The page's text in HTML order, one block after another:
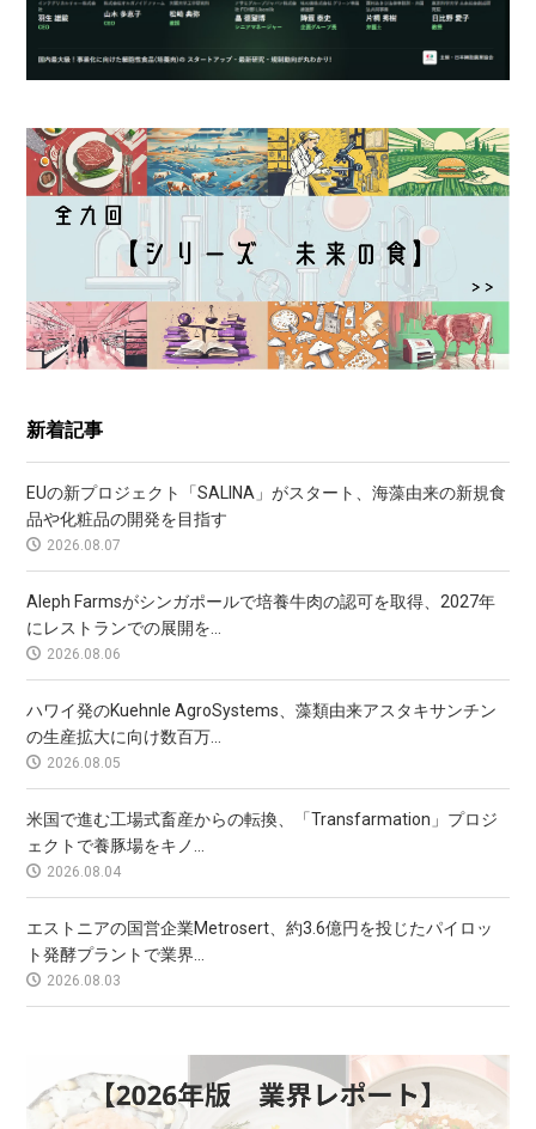
新着記事
EUの新プロジェクト「SALINA」がスタート、海藻由来の新規食
品や化粧品の開発を目指す
2026.08.07
Aleph Farmsがシンガポールで培養牛肉の認可を取得、2027年
にレストランでの展開を...
2026.08.06
ハワイ発のKuehnle AgroSystems、藻類由来アスタキサンチン
の生産拡大に向け数百万...
2026.08.05
米国で進む工場式畜産からの転換、「Transfarmation」プロジ
ェクトで養豚場をキノ...
2026.08.04
エストニアの国営企業Metrosert、約3.6億円を投じたパイロッ
ト発酵プラントで業界...
2026.08.03